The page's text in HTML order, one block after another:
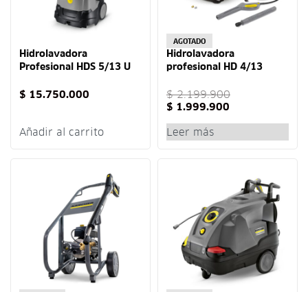
Hidrolavadora
Profesional HDS 5/13 U
$ 15.750.000
Añadir al carrito
-9% OFF
AGOTADO
Hidrolavadora
profesional HD 4/13
$2.199.900
$ 1.999.900
Leer más